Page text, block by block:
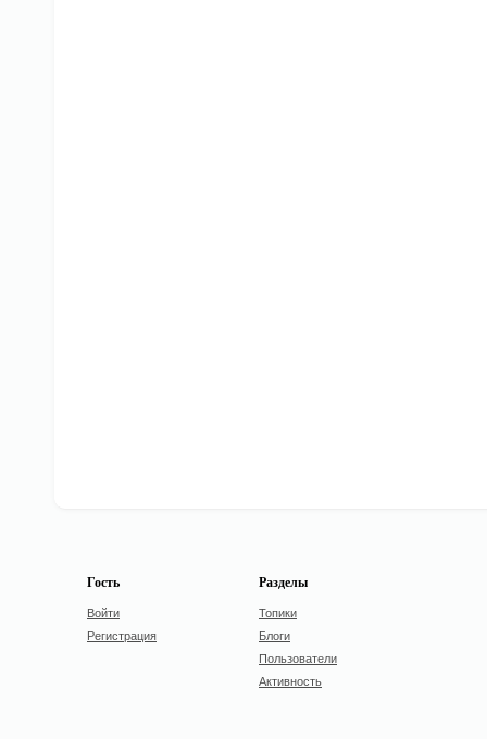
Гость
Войти
Регистрация
Разделы
Топики
Блоги
Пользователи
Активность